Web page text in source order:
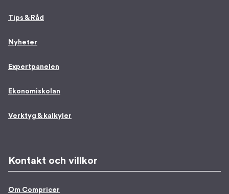
Tips & Råd
Nyheter
Expertpanelen
Ekonomiskolan
Verktyg & kalkyler
Kontakt och villkor
Om Compricer